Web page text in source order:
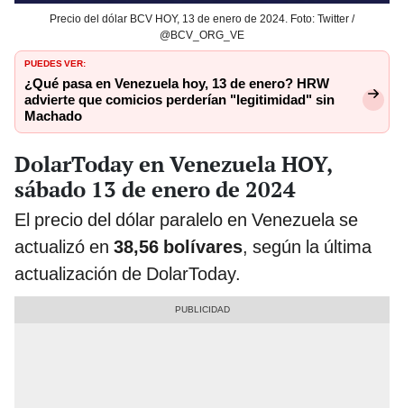
Precio del dólar BCV HOY, 13 de enero de 2024. Foto: Twitter /
@BCV_ORG_VE
PUEDES VER:
¿Qué pasa en Venezuela hoy, 13 de enero? HRW
advierte que comicios perderían "legitimidad" sin
Machado
DolarToday en Venezuela HOY,
sábado 13 de enero de 2024
El precio del dólar paralelo en Venezuela se
actualizó en 38,56 bolívares, según la última
actualización de DolarToday.